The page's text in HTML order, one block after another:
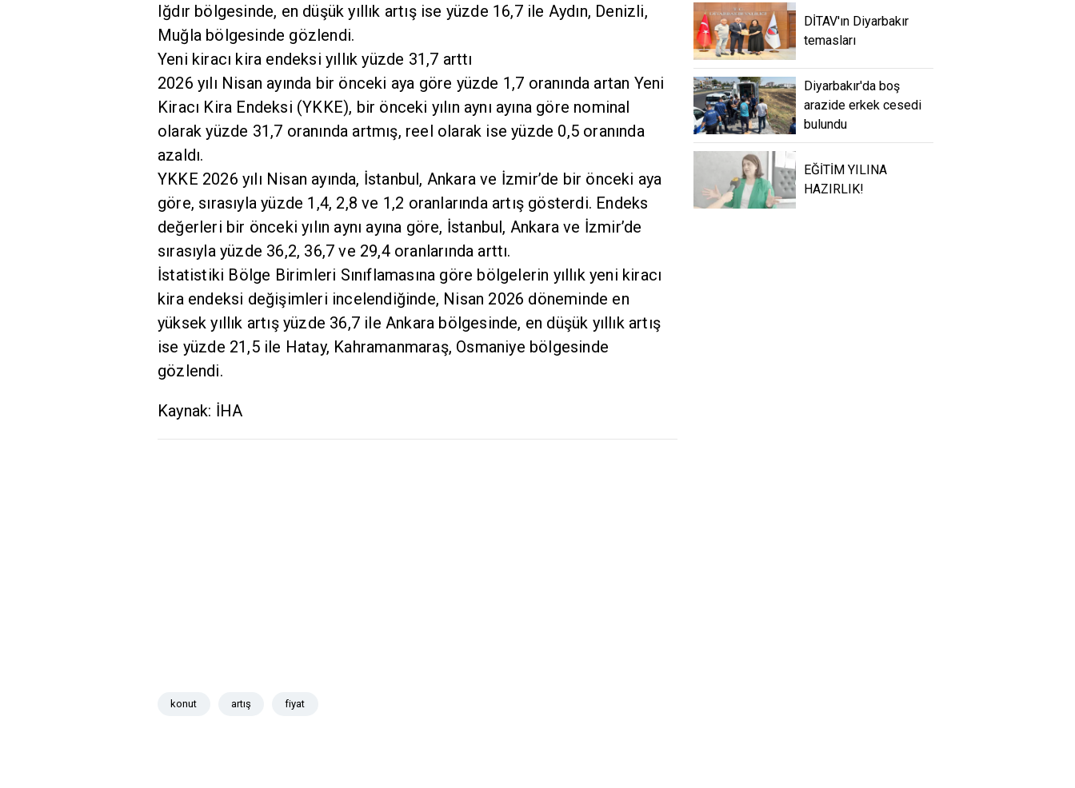
Iğdır bölgesinde, en düşük yıllık artış ise yüzde 16,7 ile Aydın, Denizli,
Muğla bölgesinde gözlendi.
Yeni kiracı kira endeksi yıllık yüzde 31,7 arttı
2026 yılı Nisan ayında bir önceki aya göre yüzde 1,7 oranında artan Yeni
Kiracı Kira Endeksi (YKKE), bir önceki yılın aynı ayına göre nominal
olarak yüzde 31,7 oranında artmış, reel olarak ise yüzde 0,5 oranında
azaldı.
YKKE 2026 yılı Nisan ayında, İstanbul, Ankara ve İzmir’de bir önceki aya
göre, sırasıyla yüzde 1,4, 2,8 ve 1,2 oranlarında artış gösterdi. Endeks
değerleri bir önceki yılın aynı ayına göre, İstanbul, Ankara ve İzmir’de
sırasıyla yüzde 36,2, 36,7 ve 29,4 oranlarında arttı.
İstatistiki Bölge Birimleri Sınıflamasına göre bölgelerin yıllık yeni kiracı
kira endeksi değişimleri incelendiğinde, Nisan 2026 döneminde en
yüksek yıllık artış yüzde 36,7 ile Ankara bölgesinde, en düşük yıllık artış
ise yüzde 21,5 ile Hatay, Kahramanmaraş, Osmaniye bölgesinde
gözlendi.
Kaynak: İHA
konut artış fiyat
DİTAV'ın Diyarbakır
temasları
Diyarbakır'da boş
arazide erkek cesedi
bulundu
EĞİTİM YILINA
HAZIRLIK!